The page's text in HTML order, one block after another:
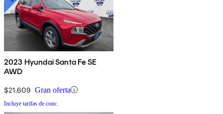
2023 Hyundai Santa Fe SE
AWD
$21,609 Gran oferta
Incluye tarifas de conc.